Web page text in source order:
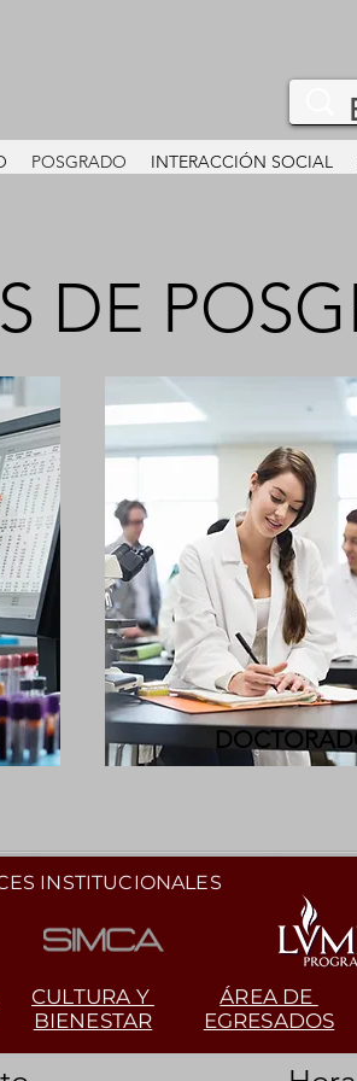
POSGRADO INTERACCIÓN SOCIAL
DE
INSTITUCIONALES
CULTURA Y
BIENESTAR
ÁREA DE
EGRESADOS